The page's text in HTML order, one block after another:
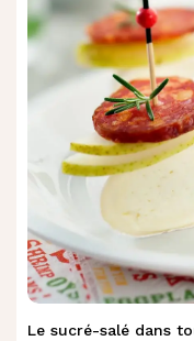
Le sucré-salé dans